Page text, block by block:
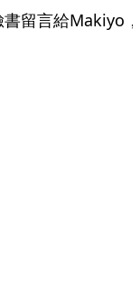
書留言給Makiyo，